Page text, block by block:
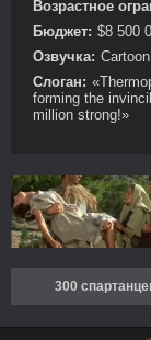
Возрастное
Бюджет: $8 500
Озвучка:
Слоган:
forming the
million strong!»
300